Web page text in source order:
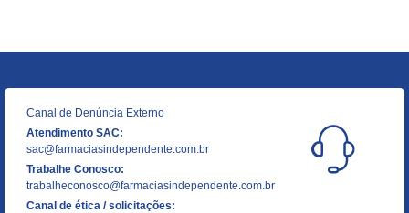
Canal de Denúncia Externo
Atendimento SAC:
sac@farmaciasindependente.com.br
Trabalhe Conosco:
trabalheconosco@farmaciasindependente.com.br
Canal de ética / solicitações: